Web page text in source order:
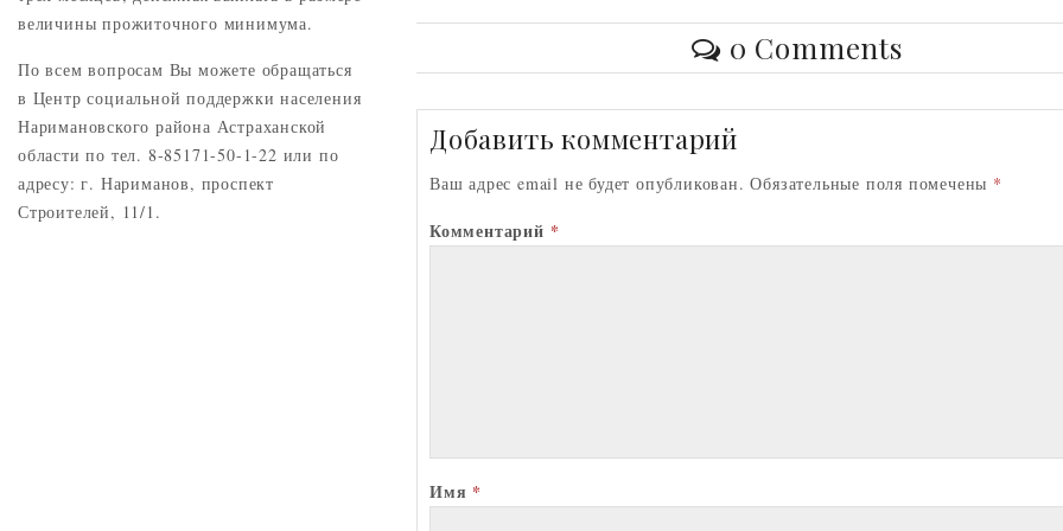
o
kl
as
sn
ik
i
o
o
k
er A
p
p
l
0 Comments
Добавить комментарий
Ваш адрес email не будет опубликован. Обязательные поля помечены *
Комментарий *
Имя *
величины прожиточного минимума.
По всем вопросам Вы можете обращаться
в Центр социальной поддержки населения
Наримановского района Астраханской
области по тел. 8-85171-50-1-22 или по
адресу: г. Нариманов, проспект
Строителей, 11/1.